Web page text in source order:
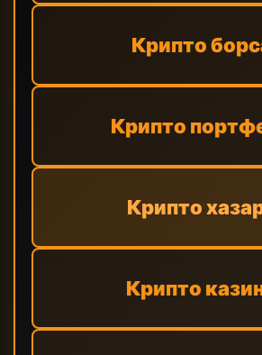
Крипто
Крипто
Крипто
Крипто